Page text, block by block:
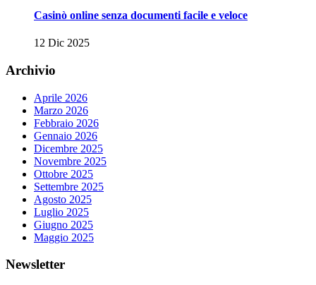
Casinò online senza documenti facile e veloce
12 Dic 2025
Archivio
Aprile 2026
Marzo 2026
Febbraio 2026
Gennaio 2026
Dicembre 2025
Novembre 2025
Ottobre 2025
Settembre 2025
Agosto 2025
Luglio 2025
Giugno 2025
Maggio 2025
Newsletter